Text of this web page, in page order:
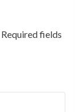
Required fields